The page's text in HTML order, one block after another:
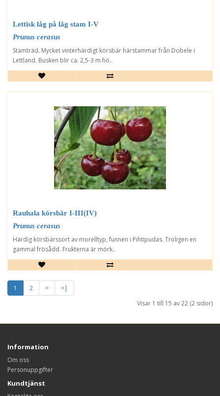
Lettisk låg på låg stam I-V
Prunus cerasus
Stamträd. Mycket vinterhärdigt körsbär härstammar från Dobele i
Lettland. Busken blir ca. 2,5-3 m hö..
Rauhala körsbär I-III(IV)
Prunus cerasus
Härdig körsbärssort av morelltyp, funnen i Pihtipudas. Troligen en
gammal frösådd. Frukterna är mörk..
1 2 >
>|
Visar 1 till 15 av 22 (2 sidor)
Information
Om oss
Personuppgifter
Kundtjänst